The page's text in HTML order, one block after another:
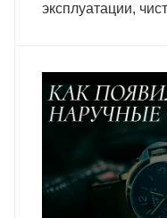
эксплуатации,